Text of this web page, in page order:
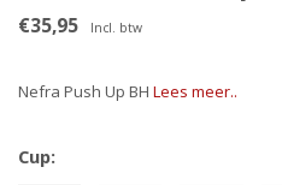
€35,95 Incl. btw
Nefra Push Up BH Lees meer..
Cup: